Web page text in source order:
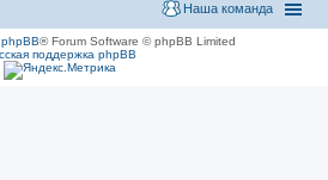
Наша команда
phpBB® Forum Software © phpBB Limited
поддержка phpBB